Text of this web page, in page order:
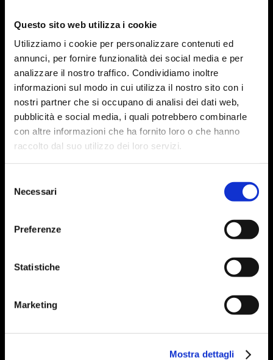
Questo sito web utilizza i cookie
Utilizziamo i cookie per personalizzare contenuti ed
annunci, per fornire funzionalità dei social media e per
analizzare il nostro traffico. Condividiamo inoltre
informazioni sul modo in cui utilizza il nostro sito con i
nostri partner che si occupano di analisi dei dati web,
pubblicità e social media, i quali potrebbero combinarle
con altre informazioni che ha fornito loro o che hanno
raccolto dal suo utilizzo dei loro servizi.
delNecessari
Preferenze
Statistiche
Marketing
Mostra dettagli